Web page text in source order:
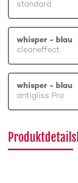
standard
whisper - blau
cleaneffect
whisper - blau
antigliss Pro
Produktdetails